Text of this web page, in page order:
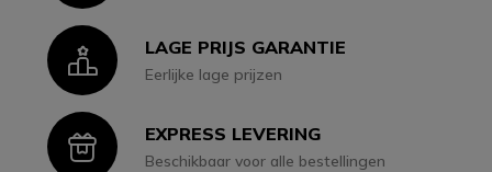
IconLAGE PRIJS GARANTIE
Eerlijke lage prijzen
IconEXPRESS LEVERING
Beschikbaar voor alle bestellingen